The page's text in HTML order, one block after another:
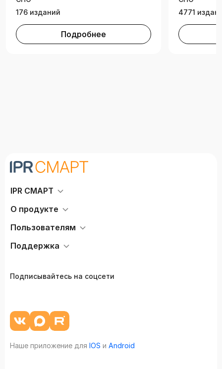
176 изданий
Подробнее
4771
IPR СМАРТ
О продукте
Пользователям
Поддержка
Подписывайтесь на соцсети
Наше приложение для IOS и Android